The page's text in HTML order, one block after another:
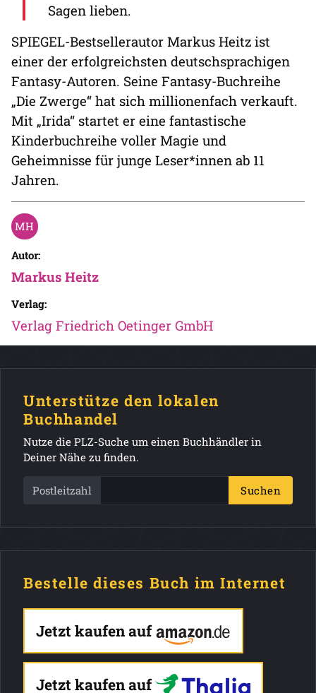
Sagen lieben.
SPIEGEL-Bestsellerautor Markus Heitz ist
einer der erfolgreichsten deutschsprachigen
Fantasy-Autoren. Seine Fantasy-Buchreihe
„Die Zwerge“ hat sich millionenfach verkauft.
Mit „Irida“ startet er eine fantastische
Kinderbuchreihe voller Magie und
Geheimnisse für junge Leser*innen ab 11
Jahren.
Autor:
Markus Heitz
Verlag:
Verlag Friedrich Oetinger GmbH
Unterstütze den lokalen
Buchhandel
Nutze die PLZ-Suche um einen Buchhändler in
Deiner Nähe zu finden.
Postleitzahl Suchen
Bestelle dieses Buch im Internet
Jetzt kaufen auf
Jetzt kaufen auf